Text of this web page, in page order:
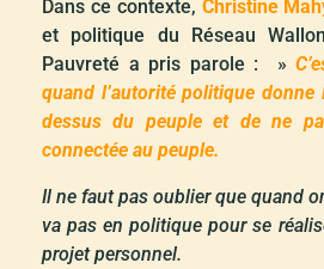
Dans ce contexte, Christine
et politique du Réseau
Pauvreté a pris parole : »
quand l’autorité politique donne
dessus du peuple et de ne
connectée au peuple.
Il ne faut pas oublier que quand
va pas en politique pour se
projet personnel.